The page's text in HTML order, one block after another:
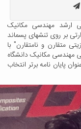
مکانیک
تنشهای پسماند
و نامتقارن" با
مکانیک دانشگاه
نامه برتر انتخاب